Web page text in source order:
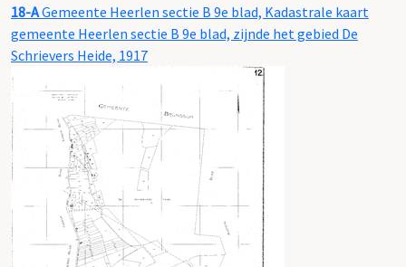
18-AGemeente Heerlen sectie B 9e blad, Kadastrale kaart
gemeente Heerlen sectie B 9e blad, zijnde het gebied De
Schrievers Heide, 1917